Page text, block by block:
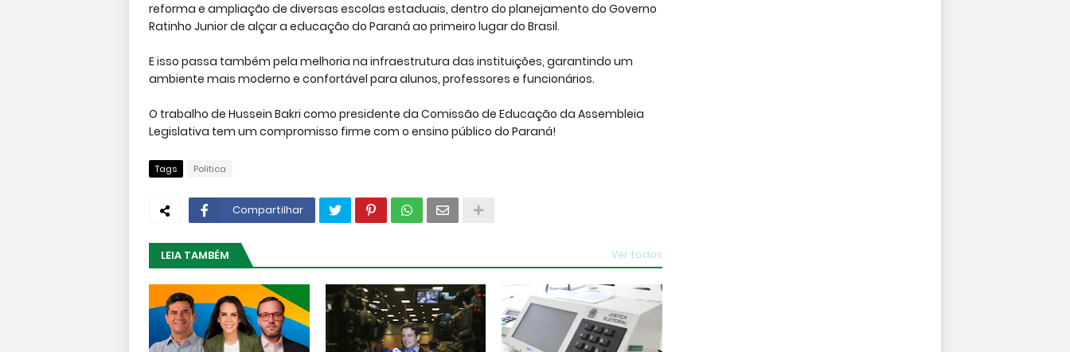
reforma e ampliação de diversas escolas estaduais, dentro do planejamento do Governo
Ratinho Junior de alçar a educação do Paraná ao primeiro lugar do Brasil.
E isso passa também pela melhoria na infraestrutura das instituições, garantindo um
ambiente mais moderno e confortável para alunos, professores e funcionários.
O trabalho de Hussein Bakri como presidente da Comissão de Educação da Assembleia
Legislativa tem um compromisso firme com o ensino público do Paraná!
Tags Politica
Compartilhar
LEIA TAMBÉM Ver todos